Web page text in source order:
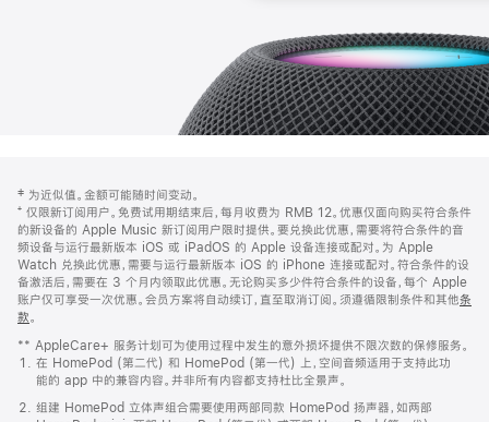
页
页
脚
注
‡ 为近似值。金额可能随时间变动。
⁺ 仅限新订阅用户。免费试用期结束后，每月收费为 RMB 12。优惠仅面向购买符合条件
的新设备的 Apple Music 新订阅用户限时提供。要兑换此优惠，需要将符合条件的音
频设备与运行最新版本 iOS 或 iPadOS 的 Apple 设备连接或配对。为 Apple
Watch 兑换此优惠，需要与运行最新版本 iOS 的 iPhone 连接或配对。符合条件的设
备激活后，需要在 3 个月内领取此优惠。无论购买多少件符合条件的设备，每个 Apple
账户仅可享受一次优惠。会员方案将自动续订，直至取消订阅。须遵循限制条件和其他条
款。
窗
口
中
打
** AppleCare+ 服务计划可为使用过程中发生的意外损坏提供不限次数的保修服务。
在 HomePod (第二代) 和 HomePod (第一代) 上，空间音频适用于支持此功
能的 app 中的兼容内容。并非所有内容都支持杜比全景声。
组建 HomePod 立体声组合需要使用两部同款 HomePod 扬声器，如两部